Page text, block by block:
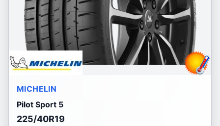
MICHELIN
Pilot Sport 5
225/40R19